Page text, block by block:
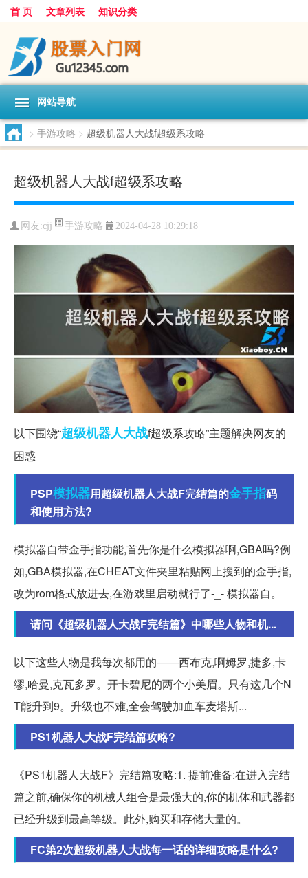
首 页 文章列表 知识分类
网站导航
> 手游攻略 > 超级机器人大战f超级系攻略
超级机器人大战f超级系攻略
网友:cjj 手游攻略 2024-04-28 10:29:18
以下围绕“超级机器人大战f超级系攻略”主题解决网友的
困惑
PSP模拟器用超级机器人大战F完结篇的金手指码
和使用方法?
模拟器自带金手指功能,首先你是什么模拟器啊,GBA吗?例
如,GBA模拟器,在CHEAT文件夹里粘贴网上搜到的金手指,
改为rom格式放进去,在游戏里启动就行了-_- 模拟器自。
请问《超级机器人大战F完结篇》中哪些人物和机...
以下这些人物是我每次都用的――西布克,啊姆罗,捷多,卡
缪,哈曼,克瓦多罗。开卡碧尼的两个小美眉。只有这几个N
T能升到9。升级也不难,全会驾驶加血车麦塔斯...
PS1机器人大战F完结篇攻略?
《PS1机器人大战F》完结篇攻略:1. 提前准备:在进入完结
篇之前,确保你的机械人组合是最强大的,你的机体和武器都
已经升级到最高等级。此外,购买和存储大量的。
FC第2次超级机器人大战每一话的详细攻略是什么?